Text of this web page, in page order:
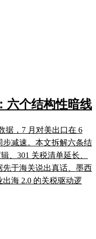
六个结构性暗线
据，7 月对美出口在 6
步减速。本文拆解六条结
、301 关税清单延长、
先于海关说出真话、墨西
海 2.0 的关税驱动逻